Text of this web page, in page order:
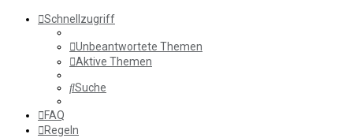
Schnellzugriff
Unbeantwortete Themen
Aktive Themen
Suche
FAQ
Regeln